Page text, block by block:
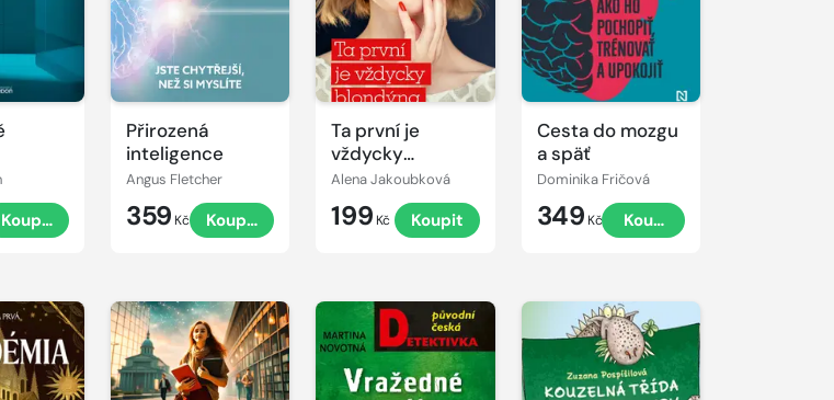
Koupit
Přirozená
inteligence
Angus Fletcher
359 Kč Koupit
Ta první je
vždycky
blondýna
Alena Jakoubková
199 Kč Koupit
Cesta do mozgu
a späť
Dominika Fričová
349 Kč Koupit